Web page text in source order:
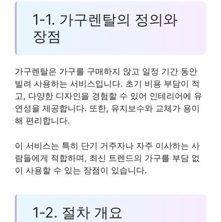
1-1. 가구렌탈의 정의와
장점
가구렌탈은 가구를 구매하지 않고 일정 기간 동안
빌려 사용하는 서비스입니다. 초기 비용 부담이 적
고, 다양한 디자인을 경험할 수 있어 인테리어에 유
연성을 제공합니다. 또한, 유지보수와 교체가 용이
해 편리합니다.
이 서비스는 특히 단기 거주자나 자주 이사하는 사
람들에게 적합하며, 최신 트렌드의 가구를 부담 없
이 사용할 수 있는 장점이 있습니다.
1-2. 절차 개요